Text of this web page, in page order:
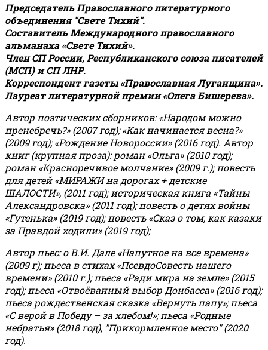
Председатель Православного литературного
объединения "Свете Тихий".
Составитель Международного православного
альманаха «Свете Тихий».
Член СП России, Республиканского союза писателей
(МСП) и СП ЛНР.
Корреспондент газеты «Православная Луганщина».
Лауреат литературной премии «Олега Бишерева».
Автор поэтических сборников: «Народом можно
пренебречь?» (2007 год); «Как начинается весна?»
(2009 год); «Рождение Новороссии» (2016 год). Автор
книг (крупная проза): роман «Ольга» (2010 год);
роман «Красноречивое молчание» (2009 г.); повесть
для детей «МИРАЖИ на дорогах + детские
ШАЛОСТИ», (2011 год); историческая книга «Тайны
Александровска» (2011 год); повесть о детях войны
«Гутенька» (2019 год); повесть «Сказ о том, как казаки
за Правдой ходили» (2019 год);
Автор пьес: о В.И. Дале «Напутное на все времена»
(2009 г); пьеса в стихах «ПсевдоСовесть нашего
времени» (2010 г.); пьеса «Ради мира на земле» (2015
год); пьеса «Отвоёванный выбор Донбасса» (2016 год);
пьеса рождественская сказка «Вернуть папу»; пьеса
«С верой в Победу – за хлебом!»;пьеса «Родные
небратья» (2018 год), "Прикормленное место" (2020
год).